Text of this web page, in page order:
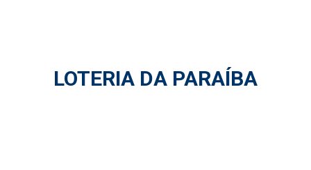
LOTERIA DA PARAÍBA